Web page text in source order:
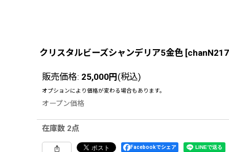
クリスタルビーズシャンデリア5金色 [
販売価格: 25,000円 (税込)
オプションにより価格が変わる場合もあります。
オープン価格
在庫数 2点
Facebookでシェア